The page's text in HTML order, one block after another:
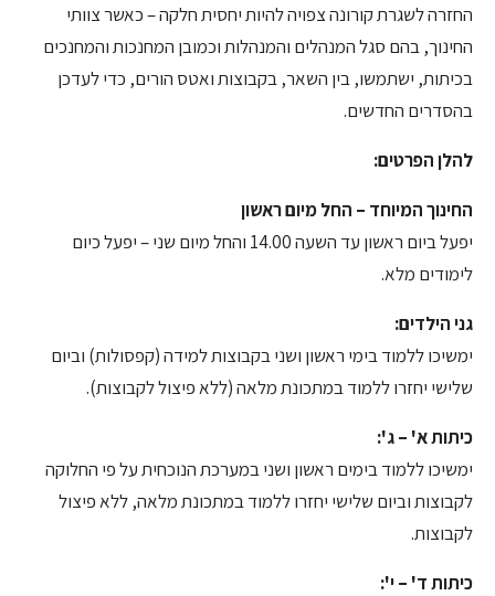
החזרה לשגרת קורונה צפויה להיות יחסית חלקה – כאשר צוותי
החינוך, בהם סגל המנהלים והמנהלות וכמובן המחנכות והמחנכים
בכיתות, ישתמשו, בין השאר, בקבוצות ואטס הורים, כדי לעדכן
בהסדרים החדשים.
להלן הפרטים:
החינוך המיוחד – החל מיום ראשון
יפעל ביום ראשון עד השעה 14.00 והחל מיום שני – יפעל כיום
לימודים מלא.
גני הילדים:
ימשיכו ללמוד בימי ראשון ושני בקבוצות למידה (קפסולות) וביום
שלישי יחזרו ללמוד במתכונת מלאה (ללא פיצול לקבוצות).
כיתות א' – ג':
ימשיכו ללמוד בימים ראשון ושני במערכת הנוכחית על פי החלוקה
לקבוצות וביום שלישי יחזרו ללמוד במתכונת מלאה, ללא פיצול
לקבוצות.
כיתות ד' – י':